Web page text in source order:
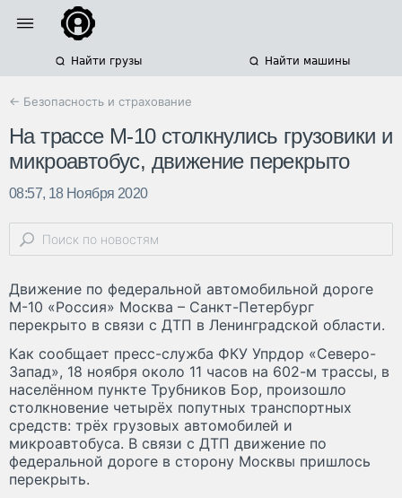
Найти грузы Найти машины
← Безопасность и страхование
На трассе М-10 столкнулись грузовики и
микроавтобус, движение перекрыто
08:57, 18 Ноября 2020
Движение по федеральной автомобильной дороге
М-10 «Россия» Москва – Санкт-Петербург
перекрыто в связи с ДТП в Ленинградской области.
Как сообщает пресс-служба ФКУ Упрдор «Северо-
Запад», 18 ноября около 11 часов на 602-м трассы, в
населённом пункте Трубников Бор, произошло
столкновение четырёх попутных транспортных
средств: трёх грузовых автомобилей и
микроавтобуса. В связи с ДТП движение по
федеральной дороге в сторону Москвы пришлось
перекрыть.